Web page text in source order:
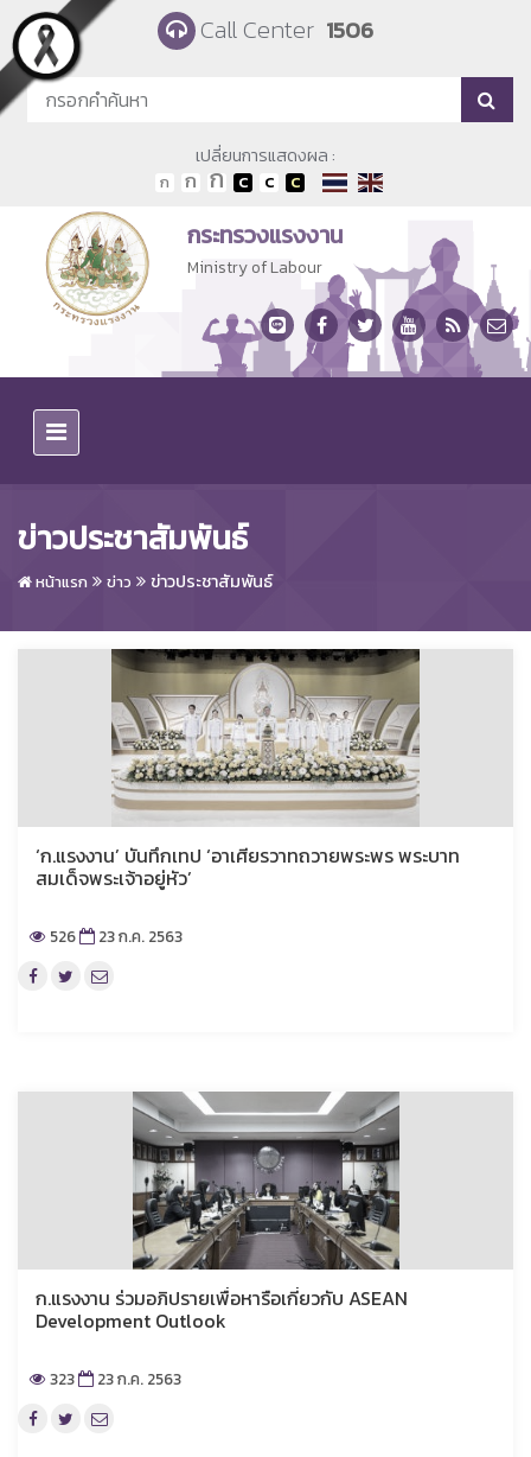
Skip to main content Call Center 1506
เปลี่ยนการแสดงผล :
กระทรวงแรงงาน
Ministry of Labour
ข่าวประชาสัมพันธ์
หน้าแรก ข่าว ข่าวประชาสัมพันธ์
‘ก.แรงงาน’ บันทึกเทป ‘อาเศียรวาทถวายพระพร พระบาท
สมเด็จพระเจ้าอยู่หัว’
526 23 ก.ค. 2563
ก.แรงงาน ร่วมอภิปรายเพื่อหารือเกี่ยวกับ ASEAN
Development Outlook
323 23 ก.ค. 2563